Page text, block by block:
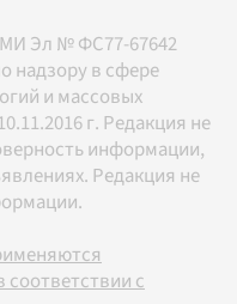
Эл № ФС77-67642
надзору в сфере
и массовых
г. Редакция не
информации,
Редакция не
соответствии с